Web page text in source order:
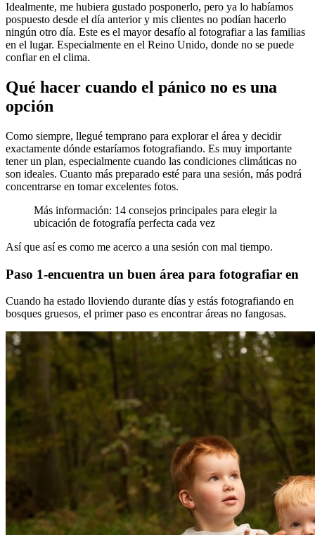
Idealmente, me hubiera gustado posponerlo, pero ya lo habíamos
pospuesto desde el día anterior y mis clientes no podían hacerlo
ningún otro día. Este es el mayor desafío al fotografiar a las familias
en el lugar. Especialmente en el Reino Unido, donde no se puede
confiar en el clima.
Qué hacer cuando el pánico no es una
opción
Como siempre, llegué temprano para explorar el área y decidir
exactamente dónde estaríamos fotografiando. Es muy importante
tener un plan, especialmente cuando las condiciones climáticas no
son ideales. Cuanto más preparado esté para una sesión, más podrá
concentrarse en tomar excelentes fotos.
Más información: 14 consejos principales para elegir la
ubicación de fotografía perfecta cada vez
Así que así es como me acerco a una sesión con mal tiempo.
Paso 1-encuentra un buen área para fotografiar en
Cuando ha estado lloviendo durante días y estás fotografiando en
bosques gruesos, el primer paso es encontrar áreas no fangosas.